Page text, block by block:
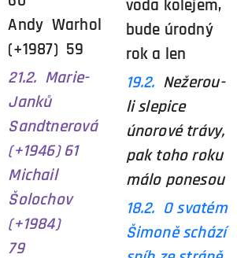
Andy Warhol
(+1987) 59
21.2. Marie-
Janků
Sandtnerová
(+1946) 61
Michail
Šolochov
(+1984)
79
voda kolejem,
bude úrodný
rok a len
19.2. Nežerou-
li slepice
únorové trávy,
pak toho roku
málo ponesou
18.2. O svatém
Šimoně schází